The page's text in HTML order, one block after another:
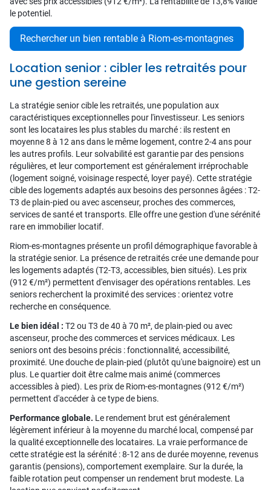
le potentiel.
Rechercher un bien rentable à Riom-es-montagnes
Location senior : cibler les retraités pour
une gestion sereine
La stratégie senior cible les retraités, une population aux
caractéristiques exceptionnelles pour l'investisseur. Les seniors
sont les locataires les plus stables du marché : ils restent en
moyenne 8 à 12 ans dans le même logement, contre 2-4 ans pour
les autres profils. Leur solvabilité est garantie par des pensions
régulières, et leur comportement est généralement irréprochable
(logement soigné, voisinage respecté, loyer payé). Cette stratégie
cible des logements adaptés aux besoins des personnes âgées : T2-
T3 de plain-pied ou avec ascenseur, proches des commerces,
services de santé et transports. Elle offre une gestion d'une sérénité
rare en immobilier locatif.
Riom-es-montagnes présente un profil démographique favorable à
la stratégie senior. La présence de retraités crée une demande pour
les logements adaptés (T2-T3, accessibles, bien situés). Les prix
(912 €/m²) permettent d'envisager des opérations rentables. Les
seniors recherchent la proximité des services : orientez votre
recherche en conséquence.
Le bien idéal : T2 ou T3 de 40 à 70 m², de plain-pied ou avec
ascenseur, proche des commerces et services médicaux. Les
seniors ont des besoins précis : fonctionnalité, accessibilité,
proximité. Une douche de plain-pied (plutôt qu'une baignoire) est un
plus. Le quartier doit être calme mais animé (commerces
accessibles à pied). Les prix de Riom-es-montagnes (912 €/m²)
permettent d'accéder à ce type de biens.
Performance globale. Le rendement brut est généralement
légèrement inférieur à la moyenne du marché local, compensé par
la qualité exceptionnelle des locataires. La vraie performance de
cette stratégie est la sérénité : 8-12 ans de durée moyenne, revenus
garantis (pensions), comportement exemplaire. Sur la durée, la
faible rotation peut compenser un rendement brut modeste. La